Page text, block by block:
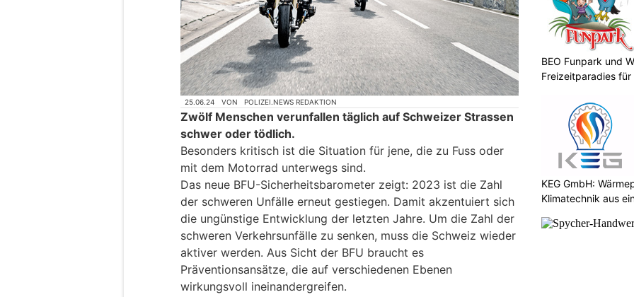
25.06.24 VON POLIZEI.NEWS REDAKTION
Zwölf Menschen verunfallen täglich auf Schweizer Strassen
schwer oder tödlich.
Besonders kritisch ist die Situation für jene, die zu Fuss oder
mit dem Motorrad unterwegs sind.
Das neue BFU-Sicherheitsbarometer zeigt: 2023 ist die Zahl
der schweren Unfälle erneut gestiegen. Damit akzentuiert sich
die ungünstige Entwicklung der letzten Jahre. Um die Zahl der
schweren Verkehrsunfälle zu senken, muss die Schweiz wieder
aktiver werden. Aus Sicht der BFU braucht es
Präventionsansätze, die auf verschiedenen Ebenen
wirkungsvoll ineinandergreifen.
BEO Funpark und
Freizeitparadies für
KEG GmbH:
Klimatechnik aus